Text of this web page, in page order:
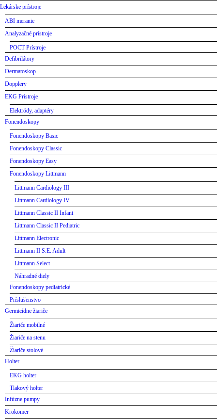
Lekárske prístroje
ABI meranie
Analyzačné prístroje
POCT Prístroje
Defibrilátory
Dermatoskop
Dopplery
EKG Prístroje
Elektródy, adaptéry
Fonendoskopy
Fonendoskopy Basic
Fonendoskopy Classic
Fonendoskopy Easy
Fonendoskopy Littmann
Littmann Cardiology III
Littmann Cardiology IV
Littmann Classic II Infant
Littmann Classic II Pediatric
Littmann Electronic
Littmann II S.E. Adult
Littmann Select
Náhradné diely
Fonendoskopy pediatrické
Príslušenstvo
Germicídne žiariče
Žiariče mobilné
Žiariče na stenu
Žiariče stolové
Holter
EKG holter
Tlakový holter
Infúzne pumpy
Krokomer